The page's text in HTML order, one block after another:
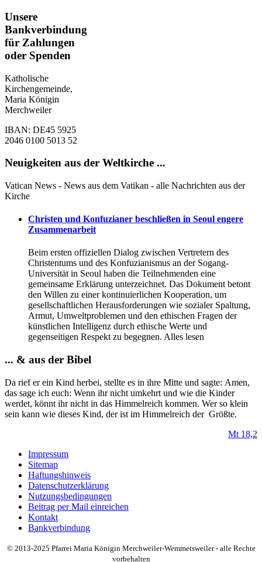
Unsere
Bankverbindung
für Zahlungen
oder Spenden
Katholische
Kirchengemeinde,
Maria Königin
Merchweiler
IBAN: DE45 5925
2046 0100 5013 52
Neuigkeiten aus der Weltkirche ...
Vatican News - News aus dem Vatikan - alle Nachrichten aus der
Kirche
Christen und Konfuzianer beschließen in Seoul engere
Zusammenarbeit
Beim ersten offiziellen Dialog zwischen Vertretern des
Christentums und des Konfuzianismus an der Sogang-
Universität in Seoul haben die Teilnehmenden eine
gemeinsame Erklärung unterzeichnet. Das Dokument betont
den Willen zu einer kontinuierlichen Kooperation, um
gesellschaftlichen Herausforderungen wie sozialer Spaltung,
Armut, Umweltproblemen und den ethischen Fragen der
künstlichen Intelligenz durch ethische Werte und
gegenseitigen Respekt zu begegnen. Alles lesen
... & aus der Bibel
Da rief er ein Kind herbei, stellte es in ihre Mitte und sagte: Amen,
das sage ich euch: Wenn ihr nicht umkehrt und wie die Kinder
werdet, könnt ihr nicht in das Himmelreich kommen. Wer so klein
sein kann wie dieses Kind, der ist im Himmelreich der Größte.
Mt 18,2
Impressum
Sitemap
Haftungshinweis
Datenschutzerklärung
Nutzungsbedingungen
Beitrag per Mail einreichen
Kontakt
Bankverbindung
© 2013-2025 Pfarrei Maria Königin Merchweiler-Wemmetsweiler - alle Rechte
vorbehalten